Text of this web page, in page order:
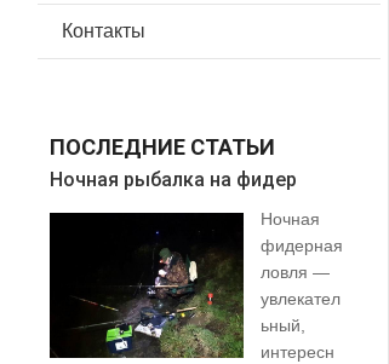
Контакты
ПОСЛЕДНИЕ СТАТЬИ
Ночная рыбалка на фидер
Ночная
фидерная
ловля —
увлекател
ьный,
интересн